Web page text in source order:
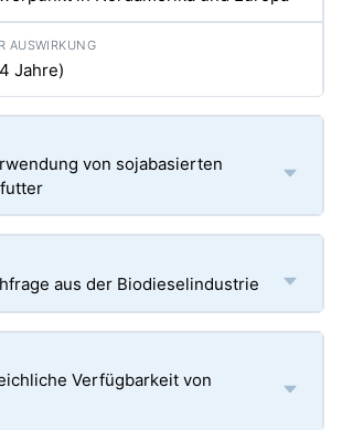
Jahre)
von sojabasierten
aus der Biodieselindustrie
Verfügbarkeit von